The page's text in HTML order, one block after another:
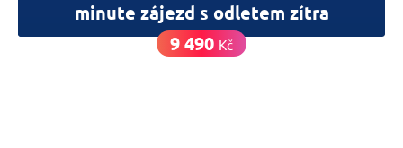
minute zájezd s odletem zítra
9 490 Kč